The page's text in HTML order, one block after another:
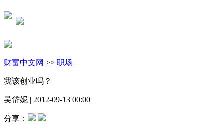
财富中文网 >> 职场
我该创业吗？
吴岱妮 | 2012-09-13 00:00
分享：